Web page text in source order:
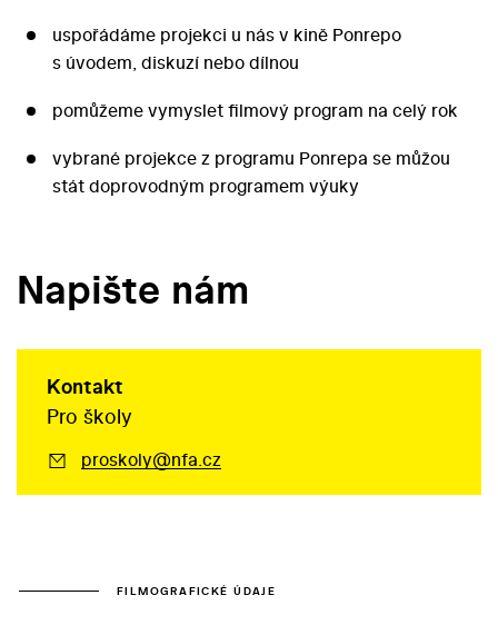
uspořádáme projekci u nás v kině Ponrepo
s úvodem, diskuzí nebo dílnou
pomůžeme vymyslet filmový program na celý rok
vybrané projekce z programu Ponrepa se můžou
stát doprovodným programem výuky
Napište nám
Kontakt
Pro školy
proskoly@nfa.cz
FILMOGRAFICKÉ ÚDAJE